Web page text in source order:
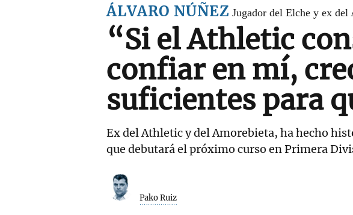
ÁLVARO NÚÑEZ Jugador del Elche y ex
“Si el Athletic
confiar en mí,
suficientes para
Ex del Athletic y del Amorebieta, ha hecho
que debutará el próximo curso en Primera
Pako Ruiz